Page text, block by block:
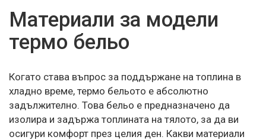
Материали за модели
термо бельо
Когато става въпрос за поддържане на топлина в
хладно време, термо бельото е абсолютно
задължително. Това бельо е предназначено да
изолира и задържа топлината на тялото, за да ви
осигури комфорт през целия ден. Какви материали